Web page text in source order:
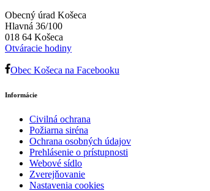
Obecný úrad Košeca
Hlavná 36/100
018 64 Košeca
Otváracie hodiny
Obec Košeca na Facebooku
Informácie
Civilná ochrana
Požiarna siréna
Ochrana osobných údajov
Prehlásenie o prístupnosti
Webové sídlo
Zverejňovanie
Nastavenia cookies